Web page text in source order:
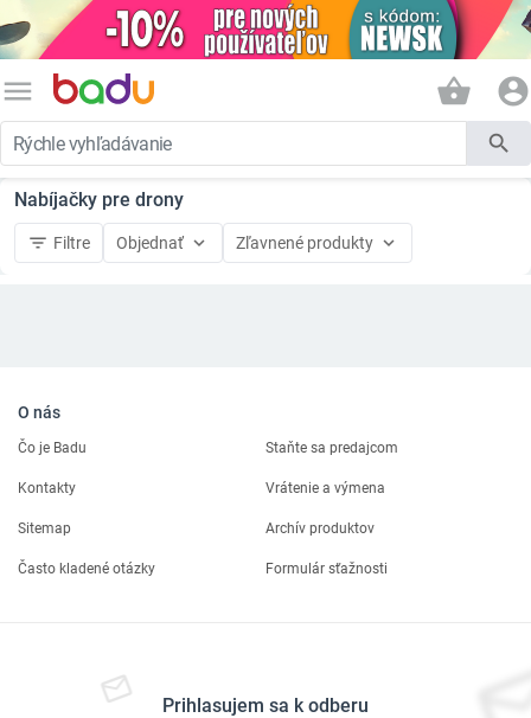
menu shopping_basket account_circle
search
Nabíjačky pre drony
filter_list Filtre Objednať keyboard_arrow_down Zľavnené produkty keyboard_arrow_down
O nás
Čo je Badu Staňte sa predajcom
Kontakty Vrátenie a výmena
Sitemap Archív produktov
Často kladené otázky Formulár sťažnosti
Prihlasujem sa k odberu